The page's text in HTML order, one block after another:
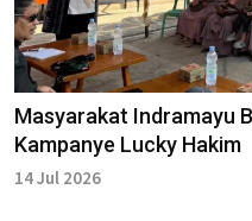
Masyarakat Indramayu
Kampanye Lucky Hakim
14 Jul 2026